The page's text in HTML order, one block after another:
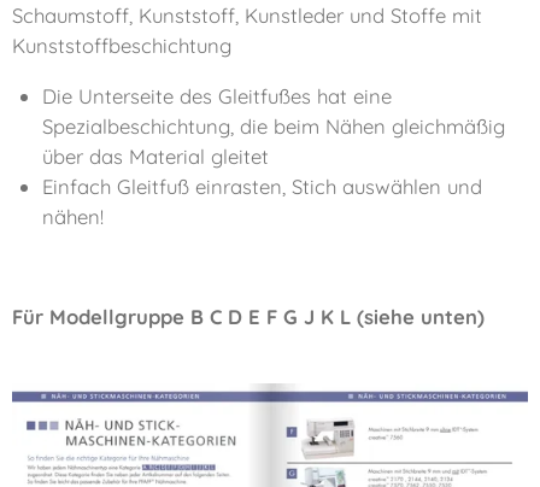
Schaumstoff, Kunststoff, Kunstleder und Stoffe mit
Kunststoffbeschichtung
Die Unterseite des Gleitfußes hat eine
Spezialbeschichtung, die beim Nähen gleichmäßig
über das Material gleitet
Einfach Gleitfuß einrasten, Stich auswählen und
nähen!
Für Modellgruppe B C D E F G J K L (siehe unten)